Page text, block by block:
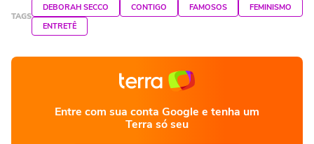
TAGS
DEBORAH SECCO CONTIGO FAMOSOS
FEMINISMO
ENTRETÊ
Entre com sua conta Google e tenha um
Terra só seu